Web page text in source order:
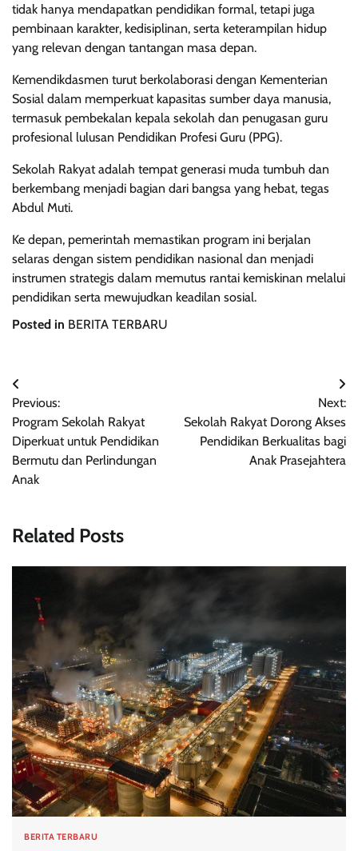
tidak hanya mendapatkan pendidikan formal, tetapi juga
pembinaan karakter, kedisiplinan, serta keterampilan hidup
yang relevan dengan tantangan masa depan.
Kemendikdasmen turut berkolaborasi dengan Kementerian
Sosial dalam memperkuat kapasitas sumber daya manusia,
termasuk pembekalan kepala sekolah dan penugasan guru
profesional lulusan Pendidikan Profesi Guru (PPG).
Sekolah Rakyat adalah tempat generasi muda tumbuh dan
berkembang menjadi bagian dari bangsa yang hebat, tegas
Abdul Muti.
Ke depan, pemerintah memastikan program ini berjalan
selaras dengan sistem pendidikan nasional dan menjadi
instrumen strategis dalam memutus rantai kemiskinan melalui
pendidikan serta mewujudkan keadilan sosial.
Posted in BERITA TERBARU
Post
navigation
Previous:
Program Sekolah Rakyat
Diperkuat untuk Pendidikan
Bermutu dan Perlindungan
Anak
Next:
Sekolah Rakyat Dorong Akses
Pendidikan Berkualitas bagi
Anak Prasejahtera
Related Posts
BERITA TERBARU